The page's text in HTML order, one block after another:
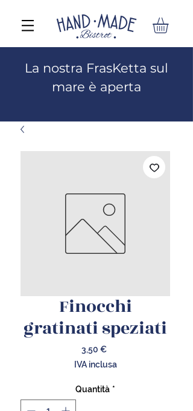
La nostra FrasKetta sul
mare è aperta
Finocchi
gratinati speziati
3,50 €Prezzo
IVA inclusa
Quantità *